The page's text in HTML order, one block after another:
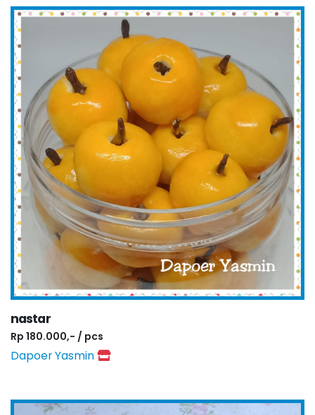
nastar
Rp 180.000,- / pcs
Dapoer Yasmin